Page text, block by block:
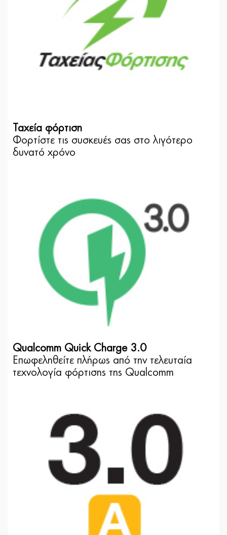
Ταχεία φόρτιση
Φορτίστε τις συσκευές σας στο λιγότερο
δυνατό χρόνο
Qualcomm Quick Charge 3.0
Επωφεληθείτε πλήρως από την τελευταία
τεχνολογία φόρτισης της Qualcomm